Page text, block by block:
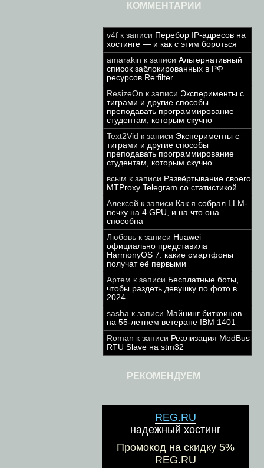
КОММЕНТАРИИ
v4f к записи Перебор IP-адресов на
хостинге — и как с этим бороться
amarakin к записи Альтернативный
список заблокированных в РФ
ресурсов Re:filter
ResizeOn к записи Эксперименты с
тиграми и другие способы
преподавать программирование
студентам, которым скучно
Text2Vid к записи Эксперименты с
тиграми и другие способы
преподавать программирование
студентам, которым скучно
всым к записи Развёртывание своего
MTProxy Telegram со статистикой
Алексей к записи Как я собрал LLM-
печку на 4 GPU, и на что она
способна
Любовь к записи Huawei
официально представила
HarmonyOS 7: какие смартфоны
получат её первыми
Артем к записи Бесплатные боты,
чтобы раздеть девушку по фото в
2024
sasha к записи Майнинг биткоинов
на 55-летнем ветеране IBM 1401
Roman к записи Реализация ModBus
RTU Slave на stm32
РЕКОМЕНДУЕМ
REG.RU
надежный хостинг
Промокод на скидку 5%
REG.RU